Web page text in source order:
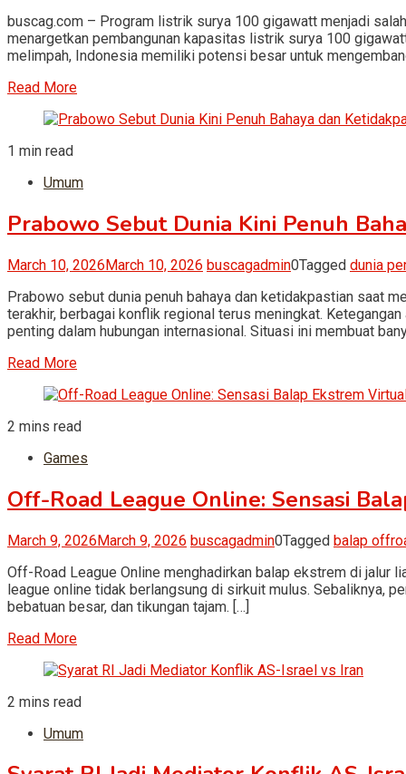
buscag.com – Program listrik surya 100 gigawatt menjadi
menargetkan pembangunan kapasitas listrik surya 100
melimpah, Indonesia memiliki potensi besar untuk
Read More
1 min read
Umum
Prabowo Sebut Dunia Kini Penuh
March 10, 2026March 10, 2026 buscagadmin0Tagged dunia
Prabowo sebut dunia penuh bahaya dan ketidakpastian saat
terakhir, berbagai konflik regional terus meningkat.
penting dalam hubungan internasional. Situasi ini membuat
Read More
2 mins read
Games
Off-Road League Online: Sensasi
March 9, 2026March 9, 2026 buscagadmin0Tagged balap
Off-Road League Online menghadirkan balap ekstrem di jalur
league online tidak berlangsung di sirkuit mulus. Sebaliknya,
bebatuan besar, dan tikungan tajam. […]
Read More
2 mins read
Umum